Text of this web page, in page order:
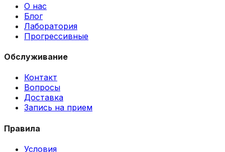
О нас
Блог
Лаборатория
Прогрессивные
Обслуживание
Контакт
Вопросы
Доставка
Запись на прием
Правила
Условия